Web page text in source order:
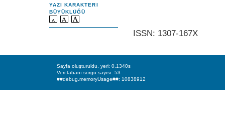
YAZI KARAKTERI
BÜYÜKLÜĞÜ
ISSN: 1307-167X
Sayfa oluşturuldu, yeri: 0.1340s
Veri tabanı sorgu sayısı: 53
##debug.memoryUsage##: 10838912